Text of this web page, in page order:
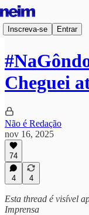
Inscreva-se Entrar
Cheguei
Não é Redação
nov 16, 2025
74
4 4
Esta thread é visível
Imprensa